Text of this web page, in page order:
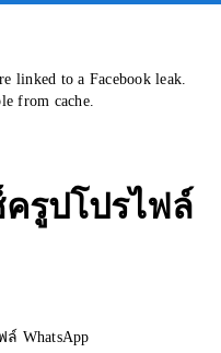
linked to a Facebook leak.
from cache.
รูปโปรไฟล์
WhatsApp